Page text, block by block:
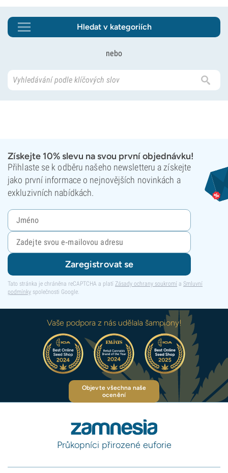
Hledat v kategoriích
nebo
Získejte 10% slevu na svou první objednávku!
Přihlaste se k odběru našeho newsletteru a získejte
jako první informace o nejnovějších novinkách a
exkluzivních nabídkách.
Zaregistrovat se
Tato stránka je chráněna reCAPTCHA a platí Zásady ochrany soukromí a Smluvní
podmínky společnosti Google.
Vaše podpora z nás udělala šampiony!
Objevte všechna naše
ocenění
Průkopníci přirozené euforie